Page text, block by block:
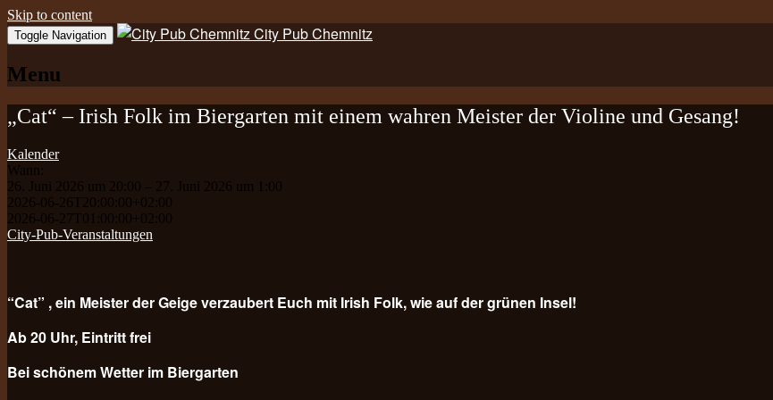
Skip to content
Toggle Navigation City Pub Chemnitz
Menu
„Cat“ – Irish Folk im Biergarten mit einem wahren Meister der Violine und Gesang!
Kalender
Wann:
26. Juni 2026 um 20:00 – 27. Juni 2026 um 1:00
2026-06-26T20:00:00+02:00
2026-06-27T01:00:00+02:00
City-Pub-Veranstaltungen
“Cat” , ein Meister der Geige verzaubert Euch mit Irish Folk, wie auf der grünen Insel!
Ab 20 Uhr, Eintritt frei
Bei schönem Wetter im Biergarten